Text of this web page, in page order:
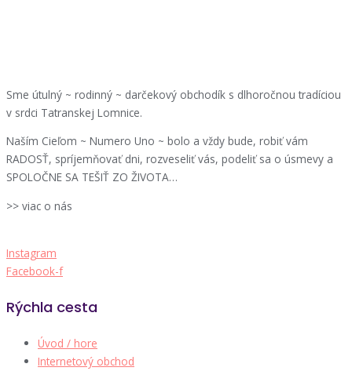
Sme útulný ~ rodinný ~ darčekový obchodík s dlhoročnou tradíciou
v srdci Tatranskej Lomnice.
Naším Cieľom ~ Numero Uno ~ bolo a vždy bude, robiť vám
RADOSŤ, spríjemňovať dni, rozveseliť vás, podeliť sa o úsmevy a
SPOLOČNE SA TEŠIŤ ZO ŽIVOTA…
>> viac o nás
Instagram
Facebook-f
Rýchla cesta
Úvod / hore
Internetový obchod